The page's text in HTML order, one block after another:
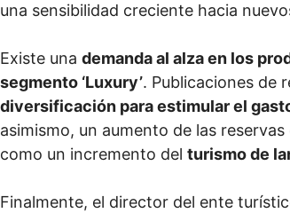
una sensibilidad creciente hacia
Existe una demanda al alza en los
segmento ‘Luxury’. Publicaciones de
diversificación para estimular el
asimismo, un aumento de las
como un incremento del turismo de
Finalmente, el director del ente